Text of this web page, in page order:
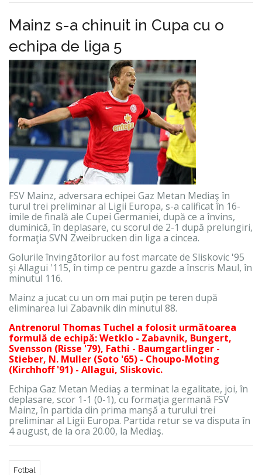
Mainz s-a chinuit in Cupa cu o
echipa de liga 5
FSV Mainz, adversara echipei Gaz Metan Mediaş în
turul trei preliminar al Ligii Europa, s-a calificat în 16-
imile de finală ale Cupei Germaniei, după ce a învins,
duminică, în deplasare, cu scorul de 2-1 după prelungiri,
formaţia SVN Zweibrucken din liga a cincea.
Golurile învingătorilor au fost marcate de Sliskovic '95
şi Allagui '115, în timp ce pentru gazde a înscris Maul, în
minutul 116.
Mainz a jucat cu un om mai puţin pe teren după
eliminarea lui Zabavnik din minutul 88.
Antrenorul Thomas Tuchel a folosit următoarea
formulă de echipă: Wetklo - Zabavnik, Bungert,
Svensson (Risse '79), Fathi - Baumgartlinger -
Stieber, N. Muller (Soto '65) - Choupo-Moting
(Kirchhoff '91) - Allagui, Sliskovic.
Echipa Gaz Metan Mediaş a terminat la egalitate, joi, în
deplasare, scor 1-1 (0-1), cu formaţia germană FSV
Mainz, în partida din prima manşă a turului trei
preliminar al Ligii Europa. Partida retur se va disputa în
4 august, de la ora 20.00, la Mediaş.
Fotbal